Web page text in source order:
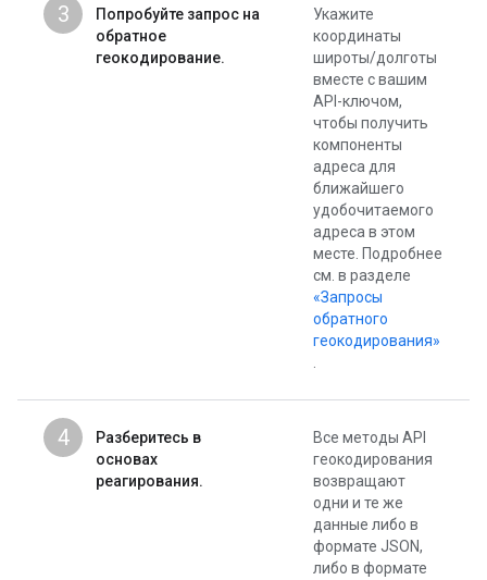
3
Попробуйте запрос на
обратное
геокодирование.
Укажите
координаты
широты/долготы
вместе с вашим
API-ключом,
чтобы получить
компоненты
адреса для
ближайшего
удобочитаемого
адреса в этом
месте. Подробнее
см. в разделе
«Запросы
обратного
геокодирования»
4
Разберитесь в
основах
реагирования.
Все методы API
геокодирования
возвращают
одни и те же
данные либо в
формате JSON,
либо в формате